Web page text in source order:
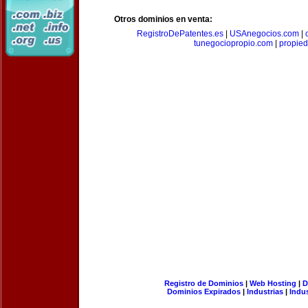
Otros dominios en venta:
RegistroDePatentes.es
USAnegocios.com
tunegociopropio.com|
Registro de Dominios| Web Hosting |
Dominios Expirados | Industrias |